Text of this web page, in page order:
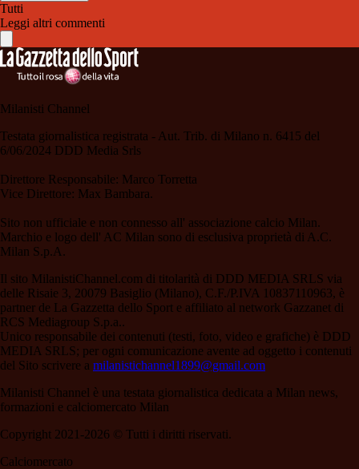
Tutti
Leggi altri commenti
Milanisti Channel
Testata giornalistica registrata - Aut. Trib. di Milano n. 6415 del
6/06/2024 DDD Media Srls
Direttore Responsabile: Marco Torretta
Vice Direttore: Max Bambara.
Sito non ufficiale e non connesso all' associazione calcio Milan.
Marchio e logo dell' AC Milan sono di esclusiva proprietà di A.C.
Milan S.p.A.
Il sito MilanistiChannel.com di titolarità di DDD MEDIA SRLS via
delle Risaie 3, 20079 Basiglio (Milano), C.F./P.IVA 10837110963, è
partner de La Gazzetta dello Sport e affiliato al network Gazzanet di
RCS Mediagroup S.p.a..
Unico responsabile dei contenuti (testi, foto, video e grafiche) è DDD
MEDIA SRLS; per ogni comunicazione avente ad oggetto i contenuti
del Sito scrivere a milanistichannel1899@gmail.com
Milanisti Channel è una testata giornalistica dedicata a Milan news,
formazioni e calciomercato Milan
Copyright 2021-2026 © Tutti i diritti riservati.
Calciomercato